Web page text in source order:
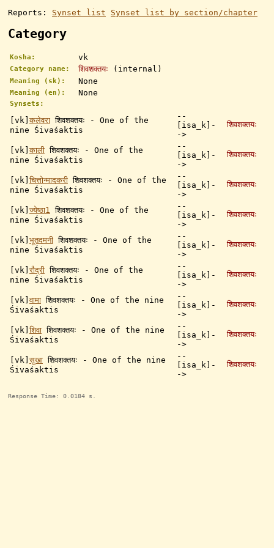
Reports: Synset list Synset list by section/chapter
Category
Kosha: vk
Category name: शिवशक्तयः (internal)
Meaning (sk): None
Meaning (en): None
Synsets:
[vk]कलेवरा शिवशक्तयः - One of the
nine Śivaśaktis
--
[isa_k]-
->
शिवशक्तयः
[vk]काली शिवशक्तयः - One of the
nine Śivaśaktis
--
[isa_k]-
->
शिवशक्तयः
[vk]चित्तोन्मादकरी शिवशक्तयः - One of the
nine Śivaśaktis
--
[isa_k]-
->
शिवशक्तयः
[vk]ज्येष्ठा1 शिवशक्तयः - One of the
nine Śivaśaktis
--
[isa_k]-
->
शिवशक्तयः
[vk] भूतदमनी शिवशक्तयः - One of the
nine Śivaśaktis
--
[isa_k]-
->
शिवशक्तयः
[vk]रौद्री शिवशक्तयः - One of the
nine Śivaśaktis
--
[isa_k]-
->
शिवशक्तयः
[vk]वामा शिवशक्तयः - One of the nine
Śivaśaktis
--
[isa_k]-
->
शिवशक्तयः
[vk]शिवा शिवशक्तयः - One of the nine
Śivaśaktis
--
[isa_k]-
->
शिवशक्तयः
[vk]सुखा शिवशक्तयः - One of the nine
Śivaśaktis
--
[isa_k]-
->
शिवशक्तयः
Response Time: 0.0184 s.